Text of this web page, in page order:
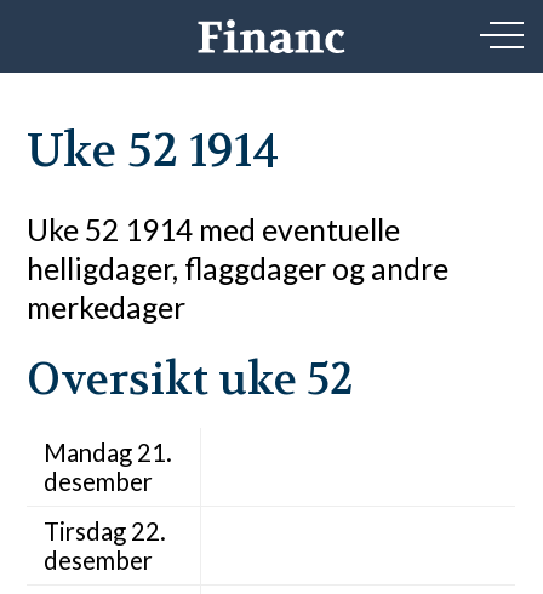
Uke 52 1914
Uke 52 1914 med eventuelle
helligdager, flaggdager og andre
merkedager
Oversikt uke 52
Mandag 21.
desember
Tirsdag 22.
desember